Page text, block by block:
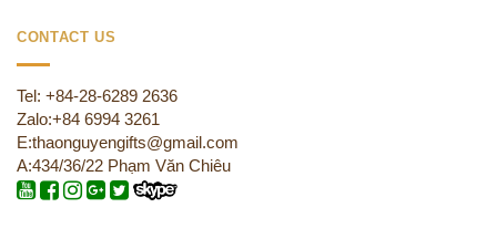
CONTACT US
Tel: +84-28-6289 2636
Zalo:+84 6994 3261
E:thaonguyengifts@gmail.com
A:434/36/22 Phạm Văn Chiêu